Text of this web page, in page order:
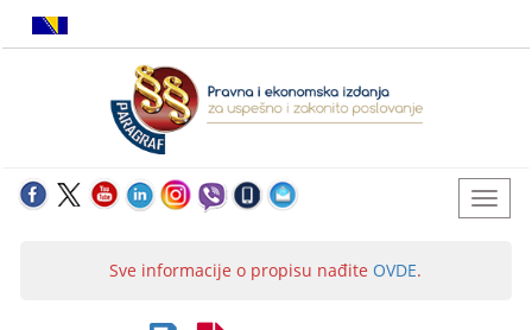
Sve informacije o propisu nađite OVDE.